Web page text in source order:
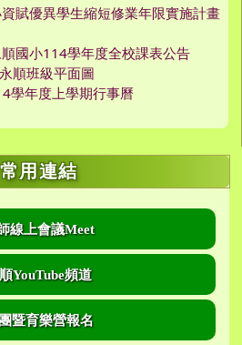
賦優異學生縮短修業年限實施計畫
國小114學年度全校課表公告
順班級平面圖
學年度上學期行事曆
常用連結
線上會議Meet
YouTube頻道
暨育樂營報名